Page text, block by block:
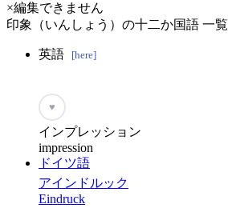
×編集できません
印象（いんしょう）の十二か国語 一覧
英語 [here]
♥
インプレッション
impression
ドイツ語
アインドルック
Eindruck